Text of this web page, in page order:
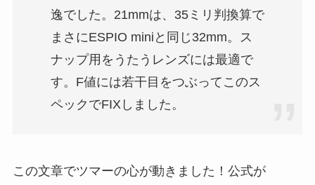
逸でした。21mmは、35ミリ判換算で
まさにESPIO miniと同じ32mm。ス
ナップ用をうたうレンズには最適で
す。F値には若干目をつぶってこのス
ペックでFIXしました。
この文章でツマーの心が動きました！公式が